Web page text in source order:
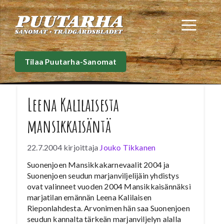
Siirry
sisältöön
Tilaa Puutarha-Sanomat
Leena Kalilaisesta
mansikkaisäntä
22.7.2004 kirjoittaja Jouko Tikkanen
Suonenjoen Mansikkakarnevaalit 2004 ja
Suonenjoen seudun marjanviljelijäin yhdistys
ovat valinneet vuoden 2004 Mansikkaisännäksi
marjatilan emännän Leena Kalilaisen
Rieponlahdesta. Arvonimen hän saa Suonenjoen
seudun kannalta tärkeän marjanviljelyn alalla